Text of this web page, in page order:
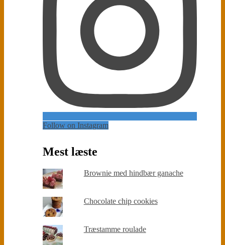
Follow on Instagram
Mest læste
Brownie med hindbær ganache
Chocolate chip cookies
Træstamme roulade